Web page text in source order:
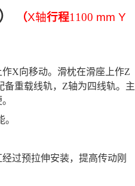
（X轴行程1100 mm Y
作X向移动。滑枕在滑座上作Z
备重载线轨， Z轴为四线轨。主
过预拉伸安装，提高传动刚